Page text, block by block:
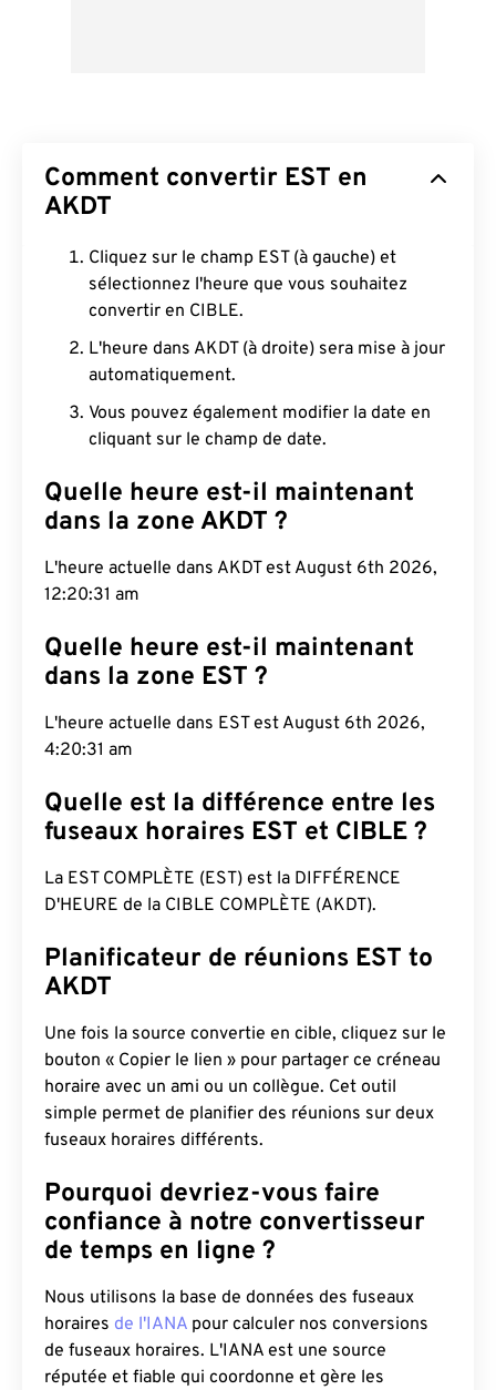
Comment convertir EST en
AKDT
Cliquez sur le champ EST (à gauche) et
sélectionnez l'heure que vous souhaitez
convertir en CIBLE.
L'heure dans AKDT (à droite) sera mise à jour
automatiquement.
Vous pouvez également modifier la date en
cliquant sur le champ de date.
Quelle heure est-il maintenant
dans la zone AKDT ?
L'heure actuelle dans AKDT est August 6th 2026,
12:20:32 am
Quelle heure est-il maintenant
dans la zone EST ?
L'heure actuelle dans EST est August 6th 2026,
4:20:32 am
Quelle est la différence entre les
fuseaux horaires EST et CIBLE ?
La EST COMPLÈTE (EST) est la DIFFÉRENCE
D'HEURE de la CIBLE COMPLÈTE (AKDT).
Planificateur de réunions EST to
AKDT
Une fois la source convertie en cible, cliquez sur le
bouton « Copier le lien » pour partager ce créneau
horaire avec un ami ou un collègue. Cet outil
simple permet de planifier des réunions sur deux
fuseaux horaires différents.
Pourquoi devriez-vous faire
confiance à notre convertisseur
de temps en ligne ?
Nous utilisons la base de données des fuseaux
horaires de l'IANA pour calculer nos conversions
de fuseaux horaires. L'IANA est une source
réputée et fiable qui coordonne et gère les